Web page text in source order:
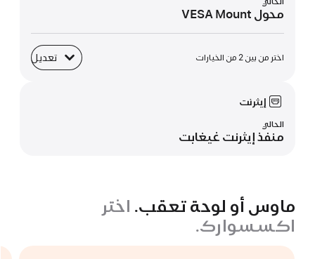
محول VESA Mount
اختر من بين 2 من الخيارات تعديل
القاعدة
إيثرنت
الحالي
منفذ إيثرنت غيغابت
ماوس أو لوحة تعقب. اختر
اكسسوارك.